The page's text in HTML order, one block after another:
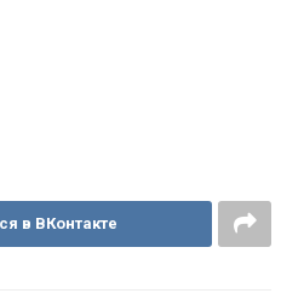
в ВКонтакте